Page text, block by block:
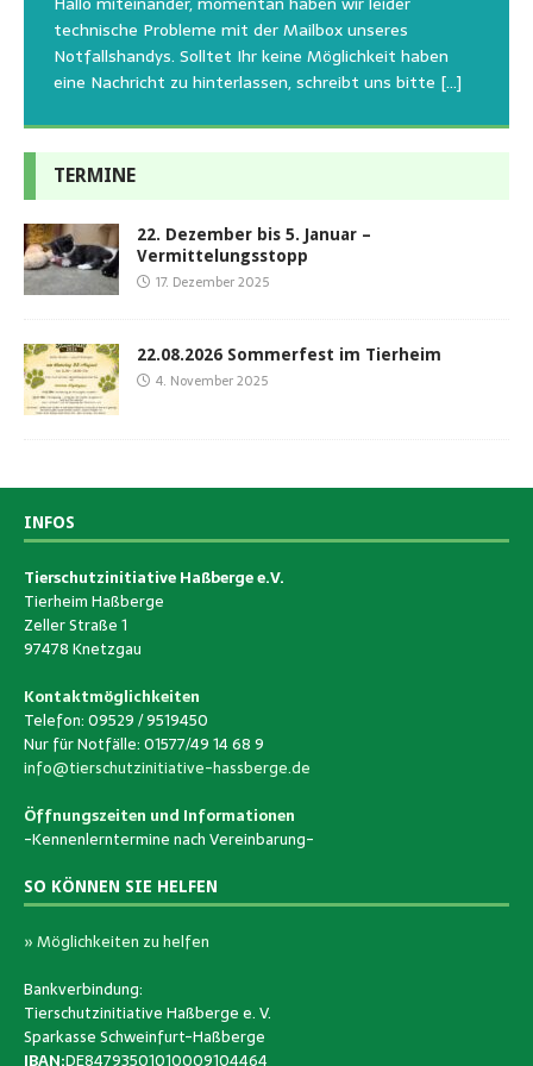
technische Probleme mit der Mailbox unseres
Notfallshandys. Solltet Ihr keine Möglichkeit haben
eine Nachricht zu hinterlassen, schreibt uns bitte […]
den letzten 20 Jahren, immer noch für alle verwaisten
oder[…]
geschlossen bleibt.Viele unserer Hunde erleben einen
emotionalen Stress bei Begegnung[…]
die gesteigerten Kosten auch uns so richtig in die Knie
und[…]
TERMINE
22. Dezember bis 5. Januar –
Vermittelungsstopp
17. Dezember 2025
22.08.2026 Sommerfest im Tierheim
4. November 2025
INFOS
Tierschutzinitiative Haßberge e.V.
Tierheim Haßberge
Zeller Straße 1
97478 Knetzgau
Kontaktmöglichkeiten
Telefon: 09529 / 9519450
Nur für Notfälle: 01577/49 14 68 9
info@tierschutzinitiative-hassberge.de
Öffnungszeiten und Informationen
-Kennenlerntermine nach Vereinbarung-
SO KÖNNEN SIE HELFEN
» Möglichkeiten zu helfen
Bankverbindung:
Tierschutzinitiative Haßberge e. V.
Sparkasse Schweinfurt-Haßberge
IBAN:DE84793501010009104464